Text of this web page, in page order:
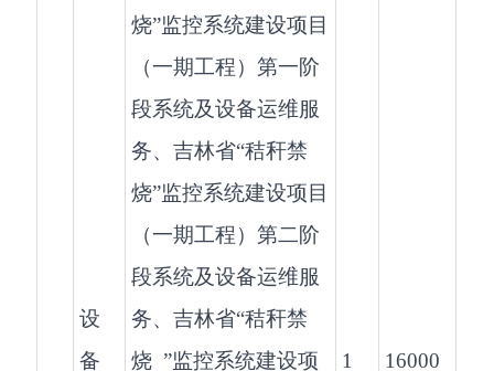
设
备
烧”监控系统建设项目
（一期工程）第一阶
段系统及设备运维服
务、吉林省“秸秆禁
烧”监控系统建设项目
（一期工程）第二阶
段系统及设备运维服
务、吉林省“秸秆禁
烧 ”监控系统建设项
1
16000